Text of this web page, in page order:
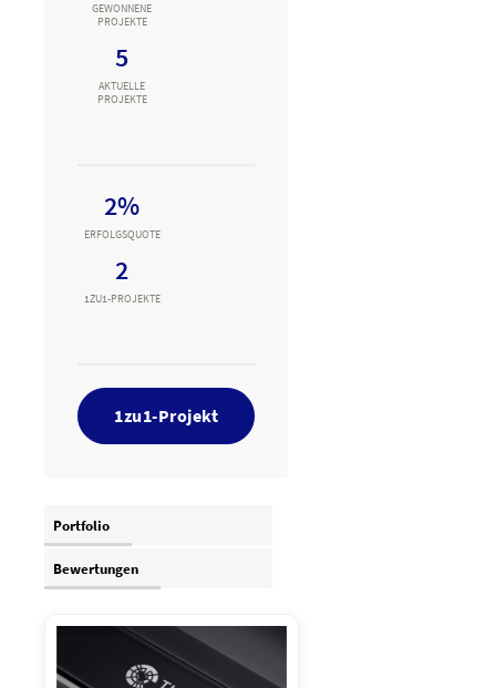
GEWONNENE
PROJEKTE
5
AKTUELLE
PROJEKTE
2%
ERFOLGSQUOTE
2
1ZU1-PROJEKTE
1zu1-Projekt
Portfolio
Bewertungen